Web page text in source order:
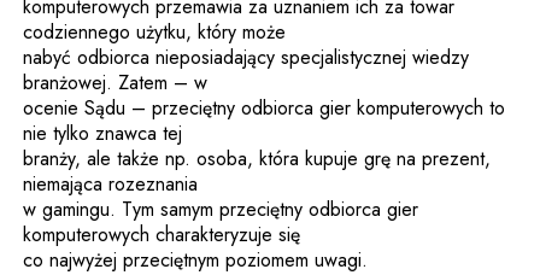
komputerowych przemawia za uznaniem ich za towar
codziennego użytku, który może
nabyć odbiorca nieposiadający specjalistycznej wiedzy
branżowej. Zatem – w
ocenie Sądu – przeciętny odbiorca gier komputerowych to
nie tylko znawca tej
branży, ale także np. osoba, która kupuje grę na prezent,
niemająca rozeznania
w gamingu. Tym samym przeciętny odbiorca gier
komputerowych charakteryzuje się
co najwyżej przeciętnym poziomem uwagi.